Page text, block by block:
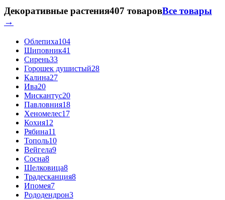
Декоративные растения407 товаровВсе товары
→
Облепиха104
Шиповник41
Сирень33
Горошек душистый28
Калина27
Ива20
Мискантус20
Павловния18
Хеномелес17
Кохия12
Рябина11
Тополь10
Вейгела9
Сосна8
Шелковица8
Традесканция8
Ипомея7
Рододендрон3